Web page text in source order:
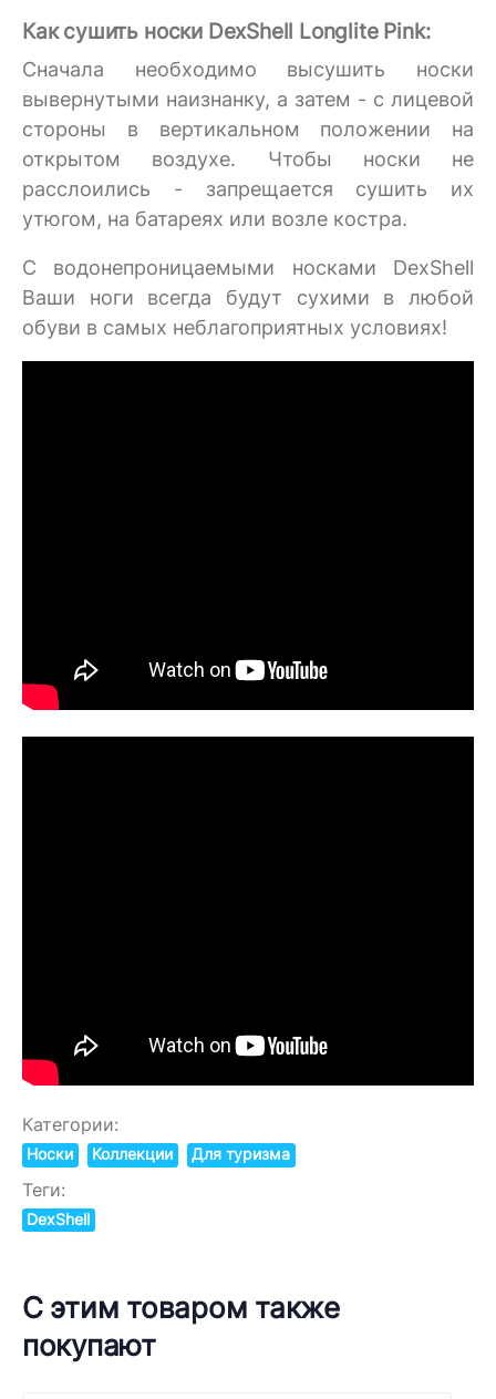
Как сушить носки DexShell Longlite Pink:
Сначала необходимо высушить носки
вывернутыми наизнанку, а затем - с лицевой
стороны в вертикальном положении на
открытом воздухе. Чтобы носки не
расслоились - запрещается сушить их
утюгом, на батареях или возле костра.
C водонепроницаемыми носками DexShell
Ваши ноги всегда будут сухими в любой
обуви в самых неблагоприятных условиях!
Категории:
Носки Коллекции Для туризма
Теги:
DexShell
С этим товаром также
покупают